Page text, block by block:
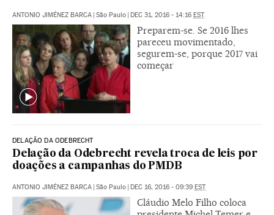
ANTONIO JIMÉNEZ BARCA | São Paulo | DEC 31, 2016 - 14:16 EST
Preparem-se. Se 2016 lhes
pareceu movimentado,
segurem-se, porque 2017 vai
começar
DELAÇÃO DA ODEBRECHT
Delação da Odebrecht revela troca de leis por
doações a campanhas do PMDB
ANTONIO JIMÉNEZ BARCA | São Paulo | DEC 16, 2016 - 09:39 EST
Cláudio Melo Filho coloca